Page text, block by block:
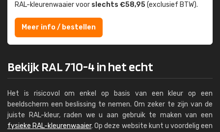
RAL-kleuren­waaier voor slechts €58,95(exclusief BTW).
Meer info / bestellen
Bekijk RAL 710-4 in het echt
Het is risicovol om enkel op basis van een kleur op een
beeldscherm een beslissing te nemen. Om zeker te zijn van de
juiste RAL-kleur, raden we u aan gebruik te maken van een
fysieke RAL-kleurenwaaier. Op deze website kunt u voordelig een